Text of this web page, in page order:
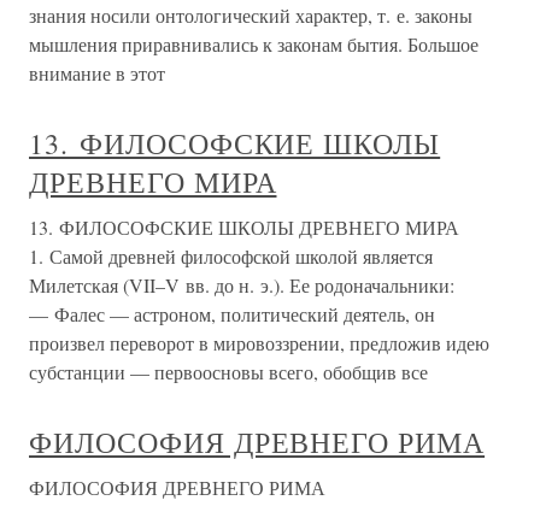
знания носили онтологический характер, т. е. законы
мышления приравнивались к законам бытия. Большое
внимание в этот
13. ФИЛОСОФСКИЕ ШКОЛЫ
ДРЕВНЕГО МИРА
13. ФИЛОСОФСКИЕ ШКОЛЫ ДРЕВНЕГО МИРА
1. Самой древней философской школой является
Милетская (VII–V вв. до н. э.). Ее родоначальники:
— Фалес — астроном, политический деятель, он
произвел переворот в мировоззрении, предложив идею
субстанции — первоосновы всего, обобщив все
ФИЛОСОФИЯ ДРЕВНЕГО РИМА
ФИЛОСОФИЯ ДРЕВНЕГО РИМА